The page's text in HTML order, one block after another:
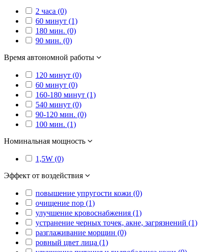
2 часа (0)
60 минут (1)
180 мин. (0)
90 мин. (0)
Время автономной работы
120 минут (0)
60 минут (0)
160-180 минут (1)
540 минут (0)
90-120 мин. (0)
100 мин. (1)
Номинальная мощность
1,5W (0)
Эффект от воздействия
повышение упругости кожи (0)
очищение пор (1)
улучшение кровоснабжения (1)
устранение черных точек, акне, загрязнений (1)
разглаживание морщин (0)
ровный цвет лица (1)